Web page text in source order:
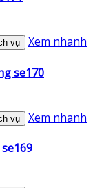
vụ Xem nhanh
se170
vụ Xem nhanh